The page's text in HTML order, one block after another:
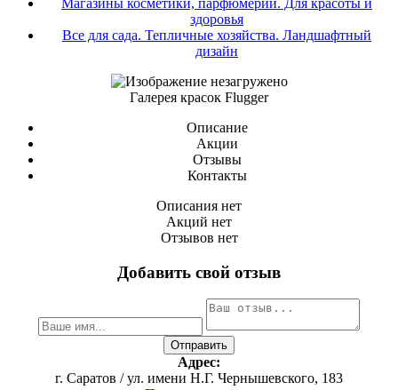
здоровья
Все для сада. Тепличные хозяйства. Ландшафтный
дизайн
Галерея красок Flugger
Описание
Акции
Отзывы
Контакты
Описания нет
Акций нет
Отзывов нет
Добавить свой отзыв
Адрес:
г. Саратов / ул. имени Н.Г. Чернышевского, 183